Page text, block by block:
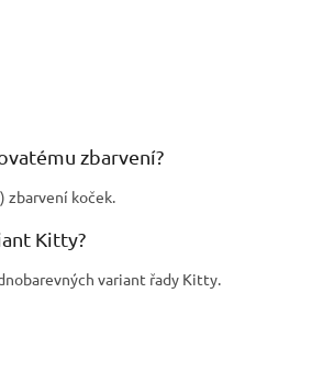
zbarvení?
zbarvení koček.
Kitty?
variant řady Kitty.